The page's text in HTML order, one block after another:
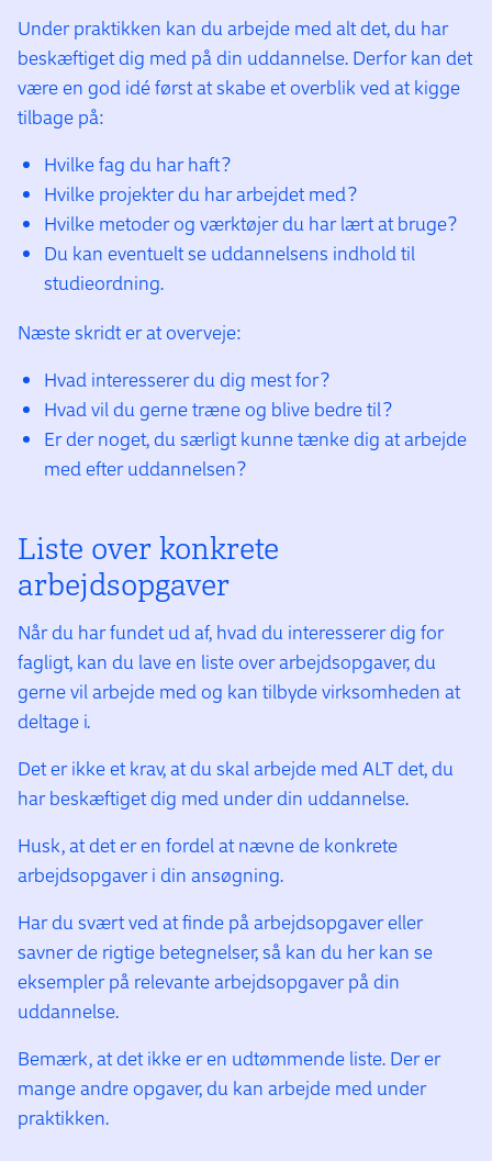
Under praktikken kan du arbejde med alt det, du har
beskæftiget dig med på din uddannelse. Derfor kan det
være en god idé først at skabe et overblik ved at kigge
tilbage på:
Hvilke fag du har haft?
Hvilke projekter du har arbejdet med?
Hvilke metoder og værktøjer du har lært at bruge?
Du kan eventuelt se uddannelsens indhold til
studieordning.
Næste skridt er at overveje:
Hvad interesserer du dig mest for?
Hvad vil du gerne træne og blive bedre til?
Er der noget, du særligt kunne tænke dig at arbejde
med efter uddannelsen?
Liste over konkrete
arbejdsopgaver
Når du har fundet ud af, hvad du interesserer dig for
fagligt, kan du lave en liste over arbejdsopgaver, du
gerne vil arbejde med og kan tilbyde virksomheden at
deltage i.
Det er ikke et krav, at du skal arbejde med ALT det, du
har beskæftiget dig med under din uddannelse.
Husk, at det er en fordel at nævne de konkrete
arbejdsopgaver i din ansøgning.
Har du svært ved at finde på arbejdsopgaver eller
savner de rigtige betegnelser, så kan du her kan se
eksempler på relevante arbejdsopgaver på din
uddannelse.
Bemærk, at det ikke er en udtømmende liste. Der er
mange andre opgaver, du kan arbejde med under
praktikken.